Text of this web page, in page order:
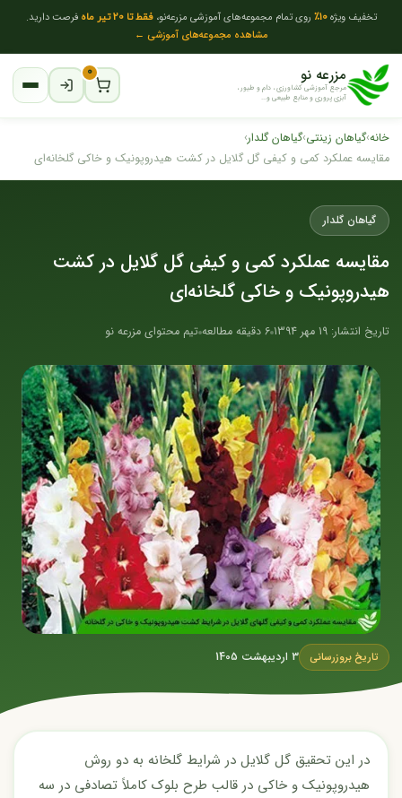
تخفیف ویژه10٪ روی تمام مجموعه‌های آموزشی مزرعه‌نو،فقط تا 20 تیر ماه
فرصت دارید.
مشاهده مجموعه‌های آموزشی ←
مزرعه نو
مرجع آموزشی کشاورزی ، دام و طیور ،
آبزی پروری و منابع طبیعی و...
۰
خانه›گیاهان زینتی›گیاهان گلدار›
مقایسه عملکرد کمی و کیفی گل گلایل در کشت هیدروپونیک و خاکی گلخانه‌ای
گیاهان گلدار
مقایسه عملکرد کمی و کیفی گل گلایل در کشت
هیدروپونیک و خاکی گلخانه‌ای
تاریخ انتشار: 19 مهر 1394 6 دقیقه مطالعه تیم محتوای مزرعه نو
تاریخ بروزرسانی 3 اردیبهشت 1405
در این تحقیق گل گلایل در شرایط گلخانه به دو روش
هیدروپونیک و خاکی در قالب طرح بلوک کاملاً تصادفی در سه